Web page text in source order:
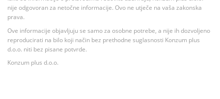
nije odgovoran za netočne informacije. Ovo ne utječe na vaša zakonska
prava.
Ove informacije objavljuju se samo za osobne potrebe, a nije ih dozvoljeno
reproducirati na bilo koji način bez prethodne suglasnosti Konzum plus
d.o.o. niti bez pisane potvrde.
Konzum plus d.o.o.